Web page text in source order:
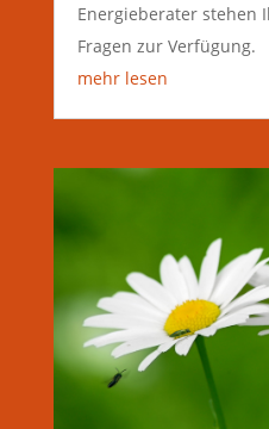
Energieberater stehen
Fragen zur Verfügung.
mehr lesen